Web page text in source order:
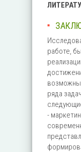
работе,
ряда
-